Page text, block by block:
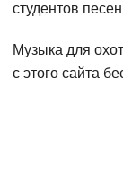
студентов
Музыка для
с этого сайта